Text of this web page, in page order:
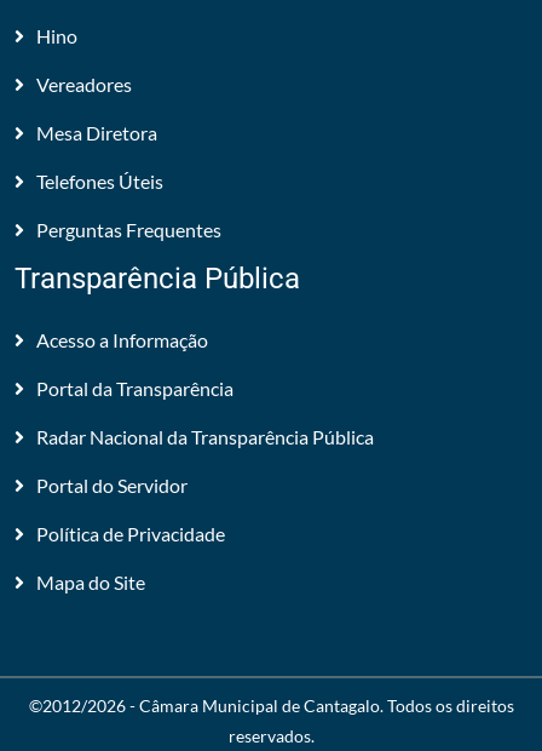
Hino
Vereadores
Mesa Diretora
Telefones Úteis
Perguntas Frequentes
Transparência Pública
Acesso a Informação
Portal da Transparência
Radar Nacional da Transparência Pública
Portal do Servidor
Política de Privacidade
Mapa do Site
©2012/2026 -Câmara Municipal de Cantagalo. Todos os direitos
reservados.